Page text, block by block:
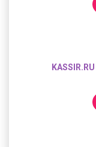
KASSIR.RU